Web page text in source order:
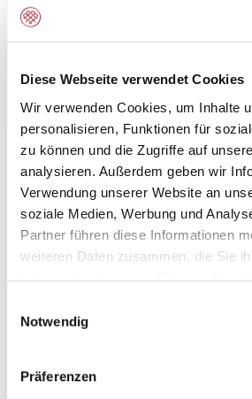
Diese Webseite verwendet Cookies
Wir verwenden Cookies, um Inhalte
personalisieren, Funktionen für
zu können und die Zugriffe auf
analysieren. Außerdem geben wir
Verwendung unserer Website an
soziale Medien, Werbung und
Partner führen diese Informationen
weiteren Daten zusammen, die Sie
Notwendig
Präferenzen
Anwendungsbereich:
Mandelpan ist eine rationelle,
Mandelmasse für feine
Füllungen.
Frei von Konservierungsstoffen
Geschmeidige Konsistenz